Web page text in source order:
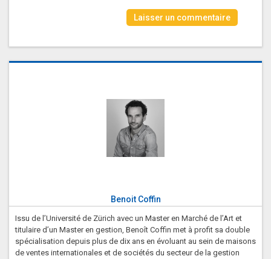
Benoit Coffin
Issu de l’Université de Zürich avec un Master en Marché de l’Art et
titulaire d’un Master en gestion, Benoît Coffin met à profit sa double
spécialisation depuis plus de dix ans en évoluant au sein de maisons
de ventes internationales et de sociétés du secteur de la gestion